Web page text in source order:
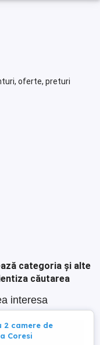
oferte, preturi
categoria și alte
căutarea
interesa
2 camere de
Coresi